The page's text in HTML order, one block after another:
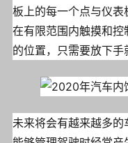
板上的每一个点与仪表
在有限范围内触摸和
的位置，只需要放下手
未来将会有越来越多